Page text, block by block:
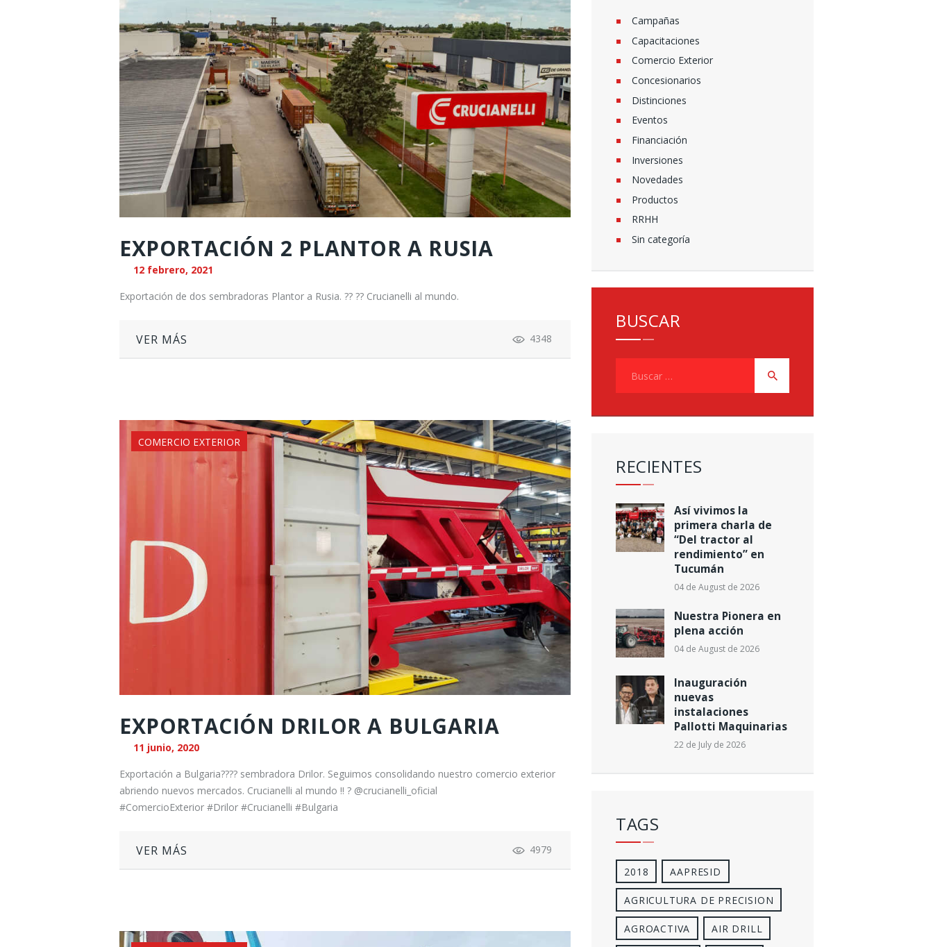
EXPORTACIÓN 2 PLANTOR A RUSIA
12 febrero, 2021
Exportación de dos sembradoras Plantor a Rusia. ?? ?? Crucianelli al mundo.
VER MÁS 4348
COMERCIO EXTERIOR
EXPORTACIÓN DRILOR A BULGARIA
11 junio, 2020
Exportación a Bulgaria???? sembradora Drilor. Seguimos consolidando nuestro comercio exterior
abriendo nuevos mercados. Crucianelli al mundo !! ? @crucianelli_oficial
#ComercioExterior #Drilor #Crucianelli #Bulgaria
VER MÁS 4979
Campañas
Capacitaciones
Comercio Exterior
Concesionarios
Distinciones
Eventos
Financiación
Inversiones
Novedades
Productos
RRHH
Sin categoría
BUSCAR
RECIENTES
Así vivimos la
primera charla de
“Del tractor al
rendimiento” en
Tucumán
04 de August de 2026
Nuestra Pionera en
plena acción
04 de August de 2026
Inauguración
nuevas
instalaciones
Pallotti Maquinarias
22 de July de 2026
TAGS
2018 AAPRESID
AGRICULTURA DE PRECISION
AGROACTIVA AIR DRILL